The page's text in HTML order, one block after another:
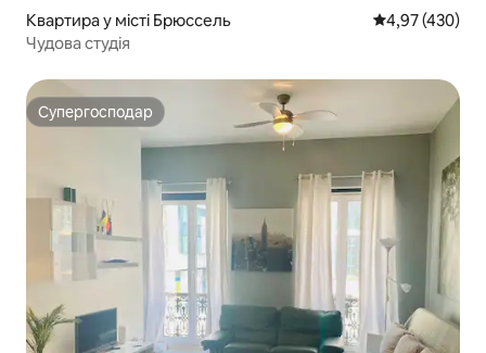
Квартира у місті Брюссель Середня
4,97 (430)
Чудова студія
Супергосподар
Супергосподар